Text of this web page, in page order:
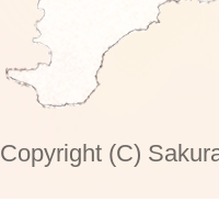
Copyright (C)